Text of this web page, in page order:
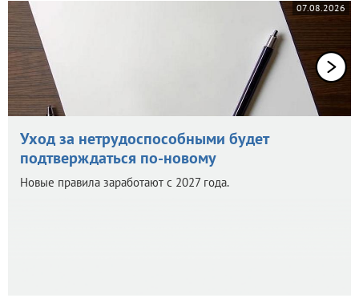
07.08.2026
Уход за нетрудоспособными будет
подтверждаться по-новому
Новые правила заработают с 2027 года.